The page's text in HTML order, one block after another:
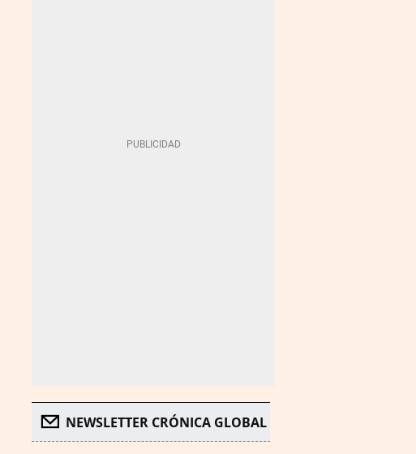
NEWSLETTER CRÓNICA GLOBAL